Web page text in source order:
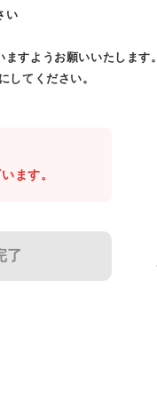
い
すようお願いいたします。
してください。
ます。
了